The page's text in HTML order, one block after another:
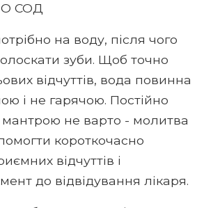
СОД
на воду, після чого
зуби. Щоб точно
відчуттів, вода повинна
і не гарячою. Постійно
мантрою не варто - молитва
короткочасно
відчуттів і
до відвідування лікаря.